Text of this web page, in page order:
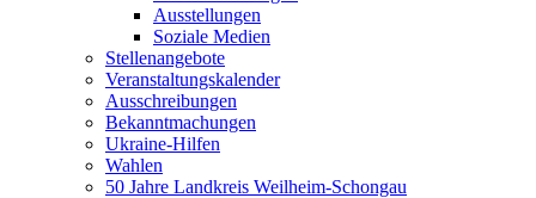
Ausstellungen
Soziale Medien
Stellenangebote
Veranstaltungskalender
Ausschreibungen
Bekanntmachungen
Ukraine-Hilfen
Wahlen
50 Jahre Landkreis Weilheim-Schongau